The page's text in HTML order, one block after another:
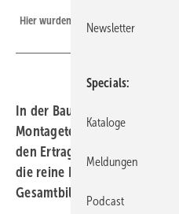
Hier wurden Montageschienen für
In der Bauphase sind
Montagetechnik die
den Ertrag des
die reine Kostenkalkulation
Gesamtbildes ab.
Newsletter
Specials
Kataloge
Meldungen
Podcast